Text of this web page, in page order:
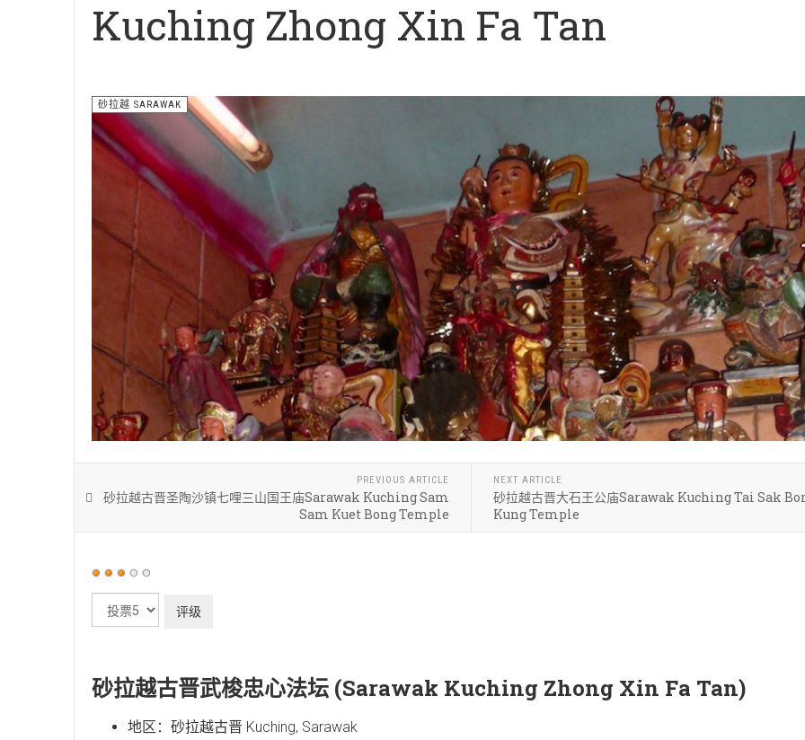
Kuching Zhong Xin Fa Tan
砂拉越 SARAWAK
PREVIOUS ARTICLE
砂拉越古晋圣陶沙镇七哩三山国王庙Sarawak Kuching Sam
Sam Kuet Bong Temple
NEXT ARTICLE
砂拉越古晋大石王公庙Sarawak Kuching Tai Sak
Kung Temple
用
评
砂拉越古晋武梭忠心法坛 (Sarawak Kuching Zhong Xin Fa Tan)
地区：砂拉越古晋 Kuching, Sarawak